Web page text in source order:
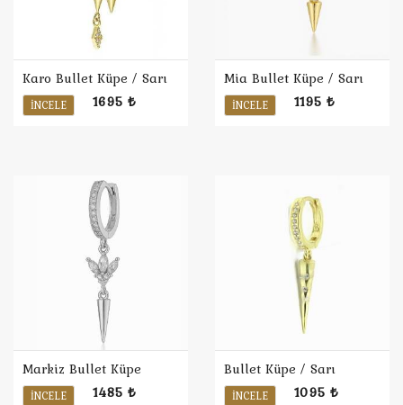
Karo Bullet Küpe / Sarı
İNCELE 1695 ₺
Mia Bullet Küpe / Sarı
İNCELE 1195 ₺
Markiz Bullet Küpe
İNCELE 1485 ₺
Bullet Küpe / Sarı
İNCELE 1095 ₺